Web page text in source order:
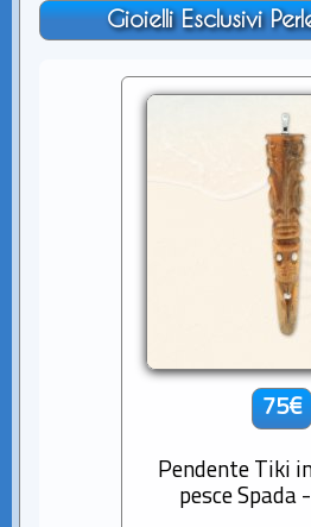
Gioielli Esclusivi
75€
Pendente Tiki
pesce Spada